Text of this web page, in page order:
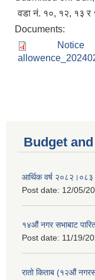
वडा नं. १०, १२, १३ र
Documents:
Budget
आर्थिक वर्ष
Post date: 12/05/
१४औं नगर सभाबाट
Post date: 11/19/
रातो किताब (१२औं